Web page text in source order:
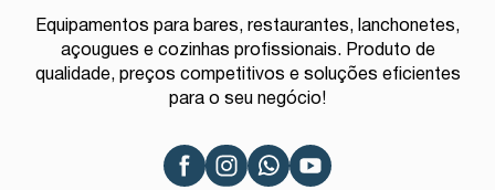
Equipamentos para bares, restaurantes, lanchonetes,
açougues e cozinhas profissionais. Produto de
qualidade, preços competitivos e soluções eficientes
para o seu negócio!